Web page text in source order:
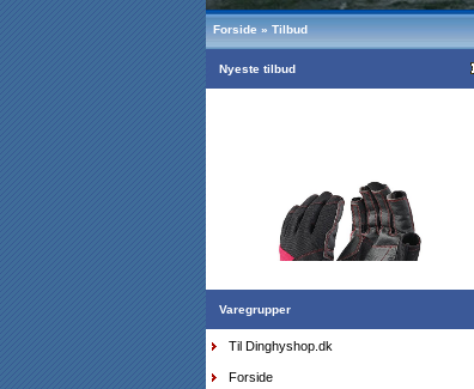
Forside » Tilbud
Nyeste tilbud
Handsker Musto - Extreme Performance, korte
Varegrupper
Til Dinghyshop.dk
Forside